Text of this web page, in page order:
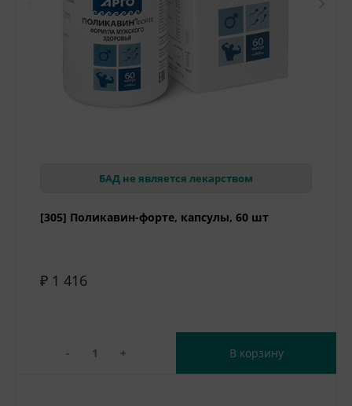
БАД не является лекарством
[305] Поликавин-форте, капсулы, 60 шт
₽ 1 416
- + В корзину